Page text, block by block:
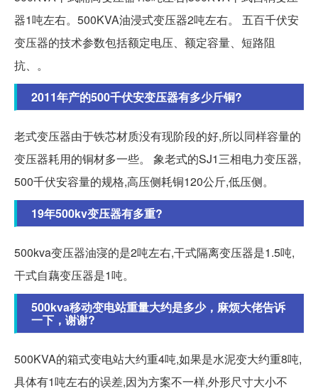
器1吨左右。500KVA油浸式变压器2吨左右。 五百千伏安
变压器的技术参数包括额定电压、额定容量、短路阻
抗、。
2011年产的500千伏安变压器有多少斤铜?
老式变压器由于铁芯材质没有现阶段的好,所以同样容量的
变压器耗用的铜材多一些。 象老式的SJ1三相电力变压器,
500千伏安容量的规格,高压侧耗铜120公斤,低压侧。
19年500kv变压器有多重?
500kva变压器油寖的是2吨左右,干式隔离变压器是1.5吨,
干式自藕变压器是1吨。
500kva移动变电站重量大约是多少，麻烦大佬告诉
一下，谢谢?
500KVA的箱式变电站大约重4吨,如果是水泥变大约重8吨,
具体有1吨左右的误差,因为方案不一样,外形尺寸大小不